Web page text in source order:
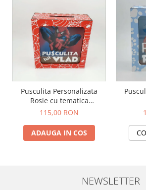
Pusculita Personalizata
Rosie cu tematica
Spiderman
115,00 RON
ADAUGA IN COS
NEWSLETTER